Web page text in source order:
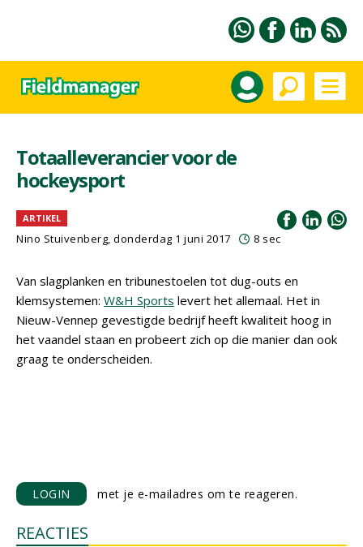
Totaalleverancier voor de
hockeysport
ARTIKEL
Nino Stuivenberg, donderdag 1 juni 2017 8 sec
Van slagplanken en tribunestoelen tot dug-outs en
klemsystemen: W&H Sports levert het allemaal. Het in
Nieuw-Vennep gevestigde bedrijf heeft kwaliteit hoog in
het vaandel staan en probeert zich op die manier dan ook
graag te onderscheiden.
LOGIN met je e-mailadres om te reageren.
REACTIES